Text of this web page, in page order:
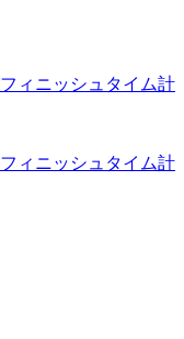
フィニッシュタイム計
フィニッシュタイム計